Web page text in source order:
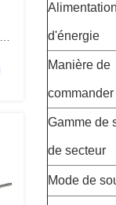
Alimentation
d'énergie
Manière de
commander
Gamme de
de secteur
Mode de